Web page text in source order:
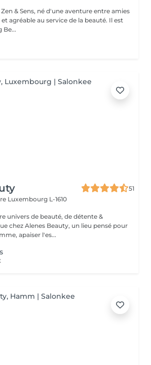
& Sens, né d'une aventure entre amies
agréable au service de la beauté. Il est
Be...
51
Luxembourg L-1610
univers de beauté, de détente &
apaiser l'es...